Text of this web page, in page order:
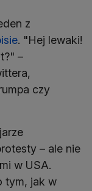
z
. "Hej lewaki!
–
czy
– ale nie
w USA.
tym, jak w